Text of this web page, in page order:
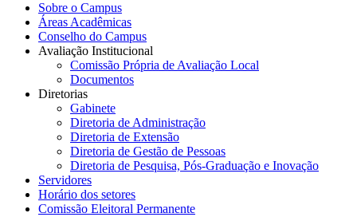
Sobre o Campus
Áreas Acadêmicas
Conselho do Campus
Avaliação Institucional
Comissão Própria de Avaliação Local
Documentos
Diretorias
Gabinete
Diretoria de Administração
Diretoria de Extensão
Diretoria de Gestão de Pessoas
Diretoria de Pesquisa, Pós-Graduação e Inovação
Servidores
Horário dos setores
Comissão Eleitoral Permanente